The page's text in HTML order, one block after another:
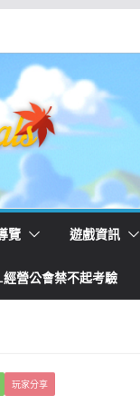
覽 遊戲資訊
經營公會禁不起考驗
玩家分享